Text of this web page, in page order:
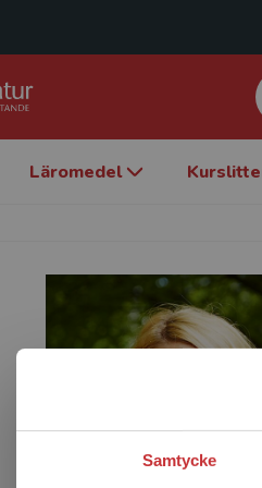
Samtycke
Läromedel